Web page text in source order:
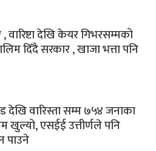
देखि केयर गिभरसम्मको
दिँदै सरकार , खाजा भत्ता पनि
देखि वारिस्ता सम्म ७५४ जनाका
खुल्यो, एसईई उत्तीर्णले पनि
पाउने